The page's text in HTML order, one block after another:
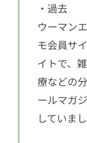
・過去
ウーマン
モ会員サ
イトで、
療などの
ールマガ
していまし